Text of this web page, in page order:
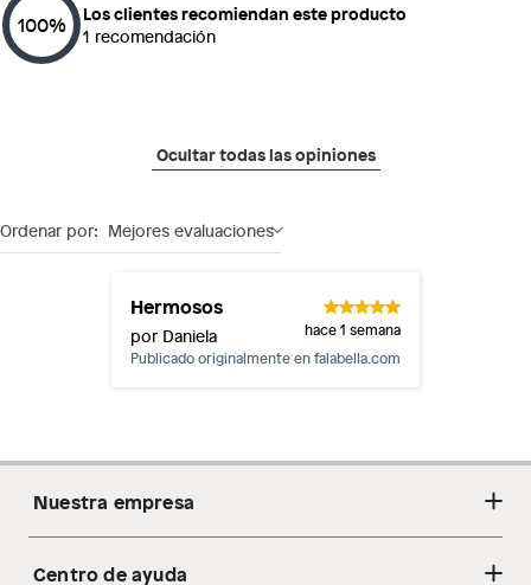
100% Los clientes recomiendan este producto
1 recomendación
Ocultar todas las opiniones
Ordenar por: Mejores evaluaciones
Hermosos
por Daniela
hace 1 semana
Publicado originalmente enfalabella.com
Nuestra empresa
Acerca de nosotros
Centro de ayuda